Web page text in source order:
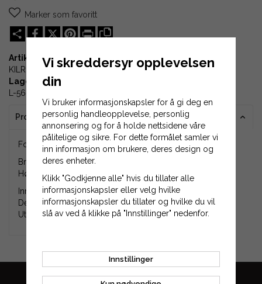
Marker som favoritt
Share
X Pinterest
Print
Artikkel-ID:
KILREM-XPZ710
Lagerplass:
L-56-01
Produktinformasjon
Fortannet smalkilereim XPZ710.
Bredde: 10 mm.
Høyde: 8 mm.
Innvendig lengde (Li): 672 mm.
Delingslengde (Ld, Lp, Lw): 710 mm.
Utvendig lengde (La): 722 mm.
Vi skreddersyr opplevelsen
din
Vi bruker informasjonskapsler for å gi deg en
personlig handleopplevelse, personlig
annonsering og for å holde nettsidene våre
pålitelige og sikre. For dette formålet samler vi
inn informasjon om brukere, deres design og
deres enheter.
Klikk "Godkjenne alle" hvis du tillater alle
informasjonskapsler eller velg hvilke
informasjonskapsler du tillater og hvilke du vil
slå av ved å klikke på "Innstillinger" nedenfor.
Innstillinger